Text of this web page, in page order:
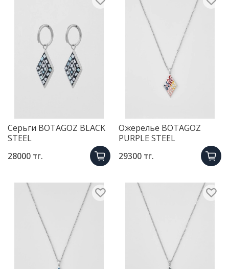
Серьги BOTAGOZ BLACK
STEEL
28000 тг.
Ожерелье BOTAGOZ
PURPLE STEEL
29300 тг.